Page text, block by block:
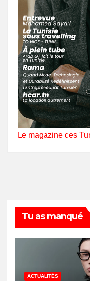
Le magazine des
Tu as manqué
ACTUALITÉS